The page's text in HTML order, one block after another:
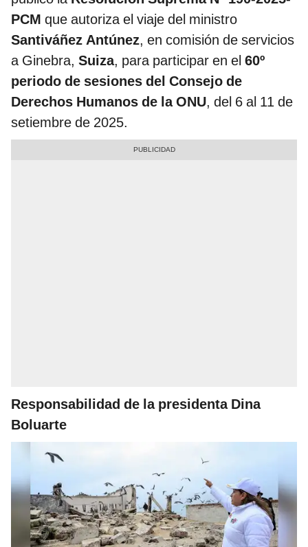
PCM que autoriza el viaje del ministro
Santiváñez Antúnez, en comisión de servicios
a Ginebra, Suiza, para participar en el 60º
periodo de sesiones del Consejo de
Derechos Humanos de la ONU, del 6 al 11 de
setiembre de 2025.
Responsabilidad de la presidenta Dina
Boluarte